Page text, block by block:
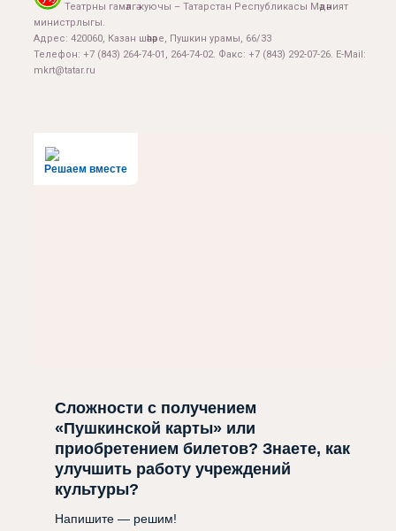
Театрны гамәлгә куючы – Татарстан Республикасы Мәдәният
министрлыгы.
Адрес: 420060, Казан шәһәре, Пушкин урамы, 66/33
Телефон: +7 (843) 264-74-01, 264-74-02. Факс: +7 (843) 292-07-26. E-Mail:
mkrt@tatar.ru
Решаем вместе
Сложности с получением
«Пушкинской карты» или
приобретением билетов? Знаете, как
улучшить работу учреждений
культуры?
Напишите — решим!